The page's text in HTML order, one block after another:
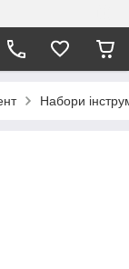
Набори